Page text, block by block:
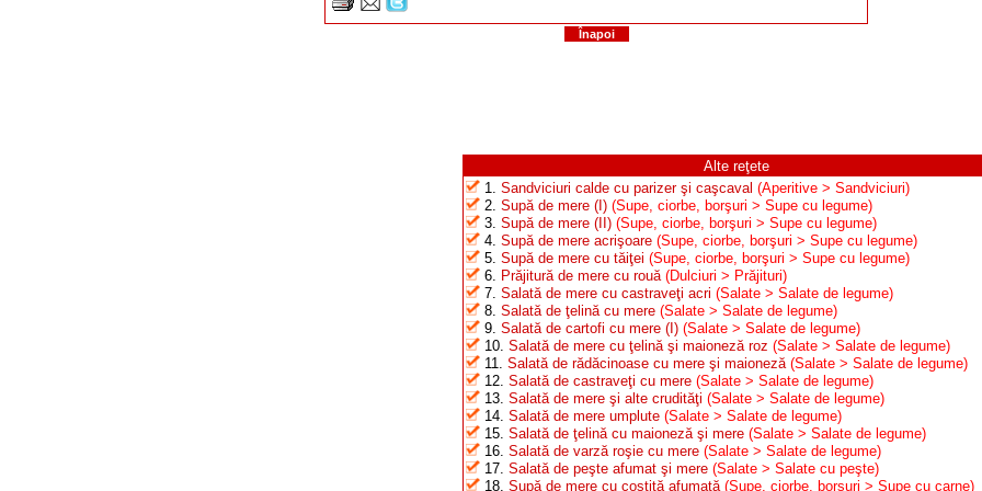
Înapoi
Alte reţete
1. Sandviciuri calde cu parizer şi caşcaval (Aperitive > Sandviciuri)
2. Supă de mere (I) (Supe, ciorbe, borşuri > Supe cu legume)
3. Supă de mere (II) (Supe, ciorbe, borşuri > Supe cu legume)
4. Supă de mere acrişoare (Supe, ciorbe, borşuri > Supe cu legume)
5. Supă de mere cu tăiţei (Supe, ciorbe, borşuri > Supe cu legume)
6. Prăjitură de mere cu rouă (Dulciuri > Prăjituri)
7. Salată de mere cu castraveţi acri (Salate > Salate de legume)
8. Salată de ţelină cu mere (Salate > Salate de legume)
9. Salată de cartofi cu mere (I) (Salate > Salate de legume)
10. Salată de mere cu ţelină şi maioneză roz (Salate > Salate de legume)
11. Salată de rădăcinoase cu mere şi maioneză (Salate > Salate de legume)
12. Salată de castraveţi cu mere (Salate > Salate de legume)
13. Salată de mere şi alte crudităţi (Salate > Salate de legume)
14. Salată de mere umplute (Salate > Salate de legume)
15. Salată de ţelină cu maioneză şi mere (Salate > Salate de legume)
16. Salată de varză roşie cu mere (Salate > Salate de legume)
17. Salată de peşte afumat şi mere (Salate > Salate cu peşte)
18. Supă de mere cu costiţă afumată (Supe, ciorbe, borşuri > Supe cu carne)